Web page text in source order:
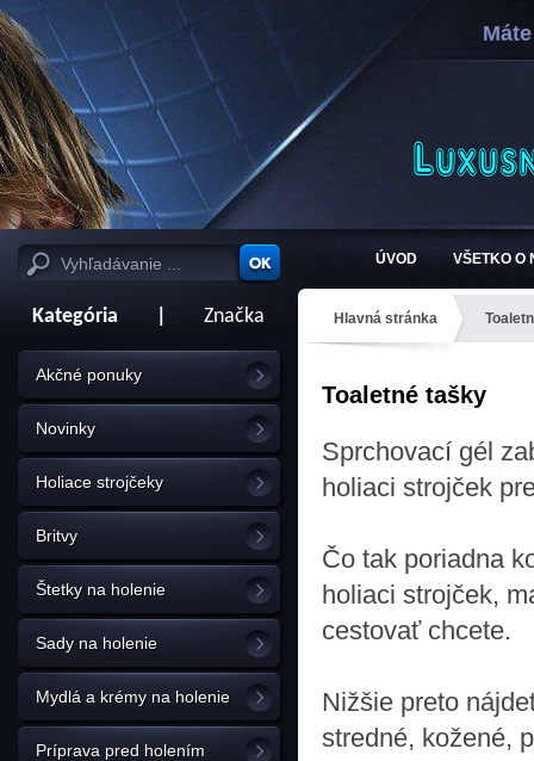
ÚVOD VŠETKO O
Kategória Značka
Akčné ponuky
Novinky
Holiace strojčeky
Britvy
Štetky na holenie
Sady na holenie
Mydlá a krémy na holenie
Príprava pred holením
Hlavná stránka
Toaletné tašky
Sprchovací gél
holiaci strojček
Čo tak poriadna
holiaci strojček,
cestovať chcete.
Nižšie preto
stredné, kožené,